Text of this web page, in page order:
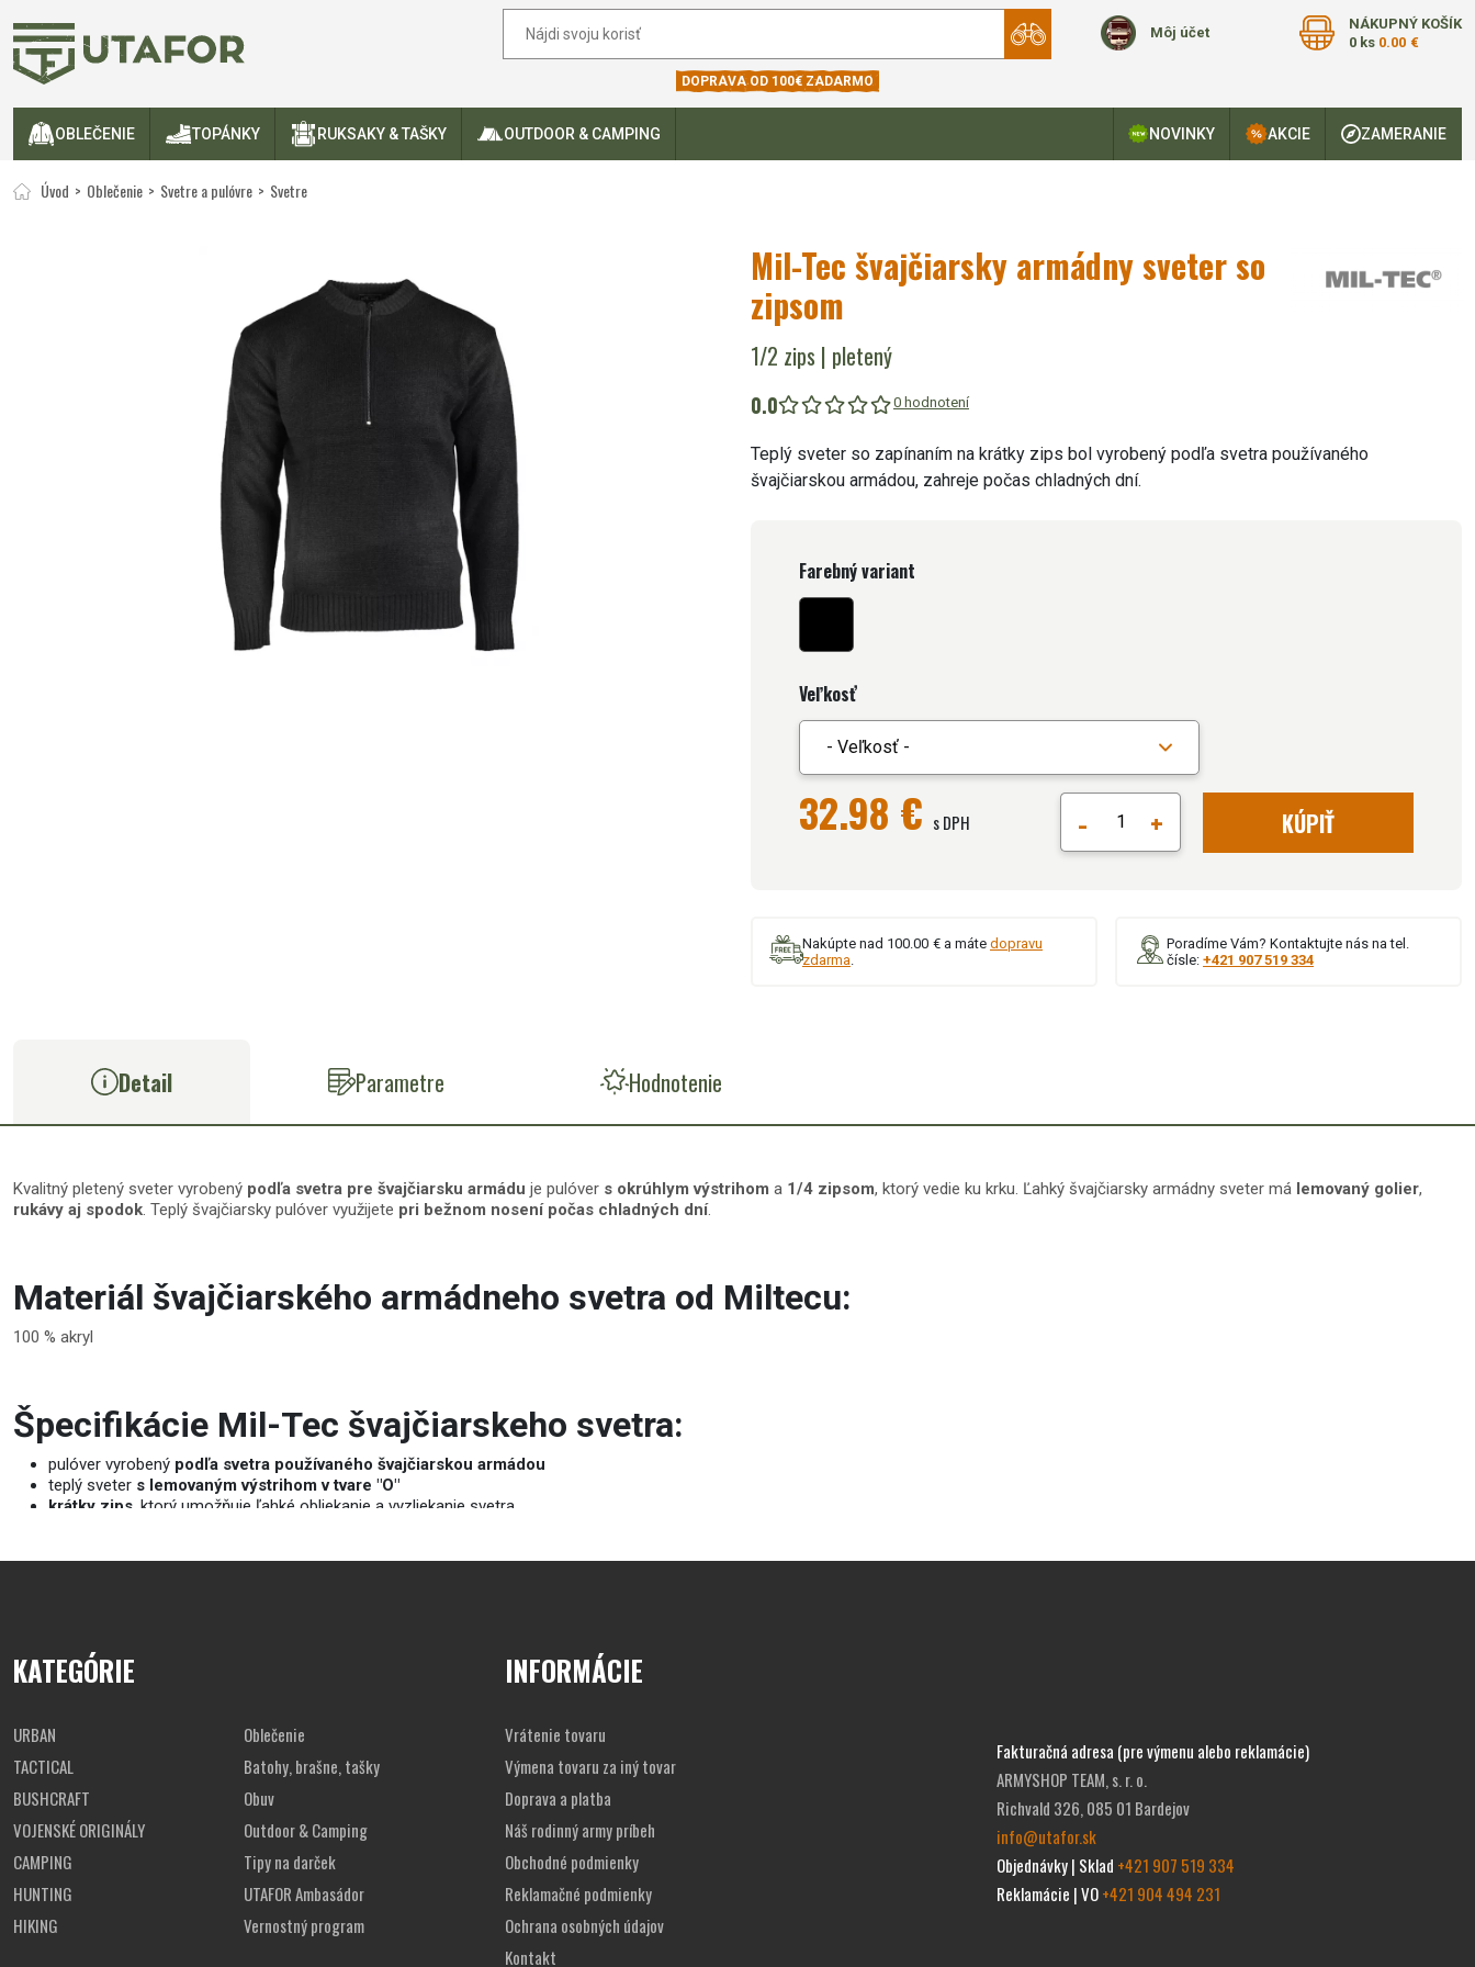
DOPRAVA OD 100€ ZADARMO
Môj účet
NÁKUPNÝ KOŠÍK
0 ks 0.00 €
OBLEČENIE TOPÁNKY RUKSAKY & TAŠKY OUTDOOR & CAMPING NOVINKY AKCIE ZAMERANIE
Úvod Oblečenie Svetre a pulóvre Svetre
Mil-Tec švajčiarsky armádny sveter so
zipsom
1/2 zips | pletený
0.0 0 hodnotení
Teplý sveter so zapínaním na krátky zips bol vyrobený podľa svetra používaného
švajčiarskou armádou, zahreje počas chladných dní.
Farebný variant
Veľkosť
- Veľkosť -
32.98 € s DPH - + KÚPIŤ
Nakúpte nad 100.00 € a máte dopravu
zdarma.
Poradíme Vám? Kontaktujte nás na tel.
čísle: +421 907 519 334
Detail Parametre Hodnotenie
Kvalitný pletený sveter vyrobený podľa svetra pre švajčiarsku armádu je pulóver s okrúhlym výstrihom a 1/4 zipsom, ktorý vedie ku krku. Ľahký švajčiarsky armádny sveter má lemovaný golier,
rukávy aj spodok. Teplý švajčiarsky pulóver využijete pri bežnom nosení počas chladných dní.
Materiál švajčiarského armádneho svetra od Miltecu:
100 % akryl
Špecifikácie Mil-Tec švajčiarskeho svetra:
pulóver vyrobený podľa svetra používaného švajčiarskou armádou
teplý sveter s lemovaným výstrihom v tvare "O"
krátky zips , ktorý umožňuje ľahké obliekanie a vyzliekanie svetra
KATEGÓRIE
URBAN
TACTICAL
BUSHCRAFT
VOJENSKÉ ORIGINÁLY
CAMPING
HUNTING
HIKING
Oblečenie
Batohy, brašne, tašky
Obuv
Outdoor & Camping
Tipy na darček
UTAFOR Ambasádor
Vernostný program
INFORMÁCIE
Vrátenie tovaru
Výmena tovaru za iný tovar
Doprava a platba
Náš rodinný army príbeh
Obchodné podmienky
Reklamačné podmienky
Ochrana osobných údajov
Kontakt
Fakturačná adresa (pre výmenu alebo reklamácie)
ARMYSHOP TEAM, s. r. o.
Richvald 326, 085 01 Bardejov
info@utafor.sk
Objednávky | Sklad +421 907 519 334
Reklamácie | VO+421 904 494 231